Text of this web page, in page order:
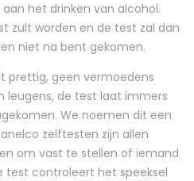
het drinken van alcohol.
zult worden en de test zal dan
niet na bent gekomen.
prettig, geen vermoedens
leugens, de test laat immers
We noemen dit een
zelftesten zijn allen
om vast te stellen of iemand
test controleert het speeksel